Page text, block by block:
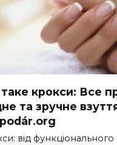
крокси: Все
та зручне
від функціонального